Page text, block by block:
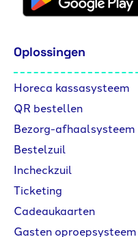
Oplossingen
Horeca kassasysteem
QR bestellen
Bezorg-afhaalsysteem
Bestelzuil
Incheckzuil
Ticketing
Cadeaukaarten
Gasten oproepsysteem